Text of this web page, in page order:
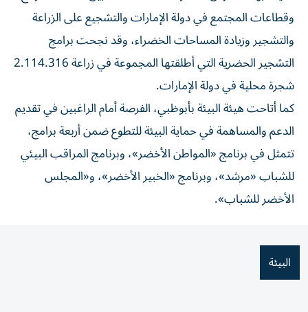
وقطاعات المجتمع في دولة الإمارات والتشجيع على الزراعة
والتشجير وزيادة المساحات الخضراء، وقد نجحت برامج
التشجير الحضرية التي أطلقتها المجموعة في زراعة 2.114.316
شجرة محلية في دولة الإمارات.
كما أتاحت هيئة البيئة بأبوظبي، الفرصة أمام الراغبين في تقديم
الدعم والمساهمة في حماية البيئة للتطوع ضمن أربعة برامج،
تتمثل في برنامج «المواطن الأخضر»، وبرنامج المراقب البيئي
للشباب «مرشد»، وبرنامج «الخبير الأخضر»، و«المجلس
الأخضر للشباب».
البيئة